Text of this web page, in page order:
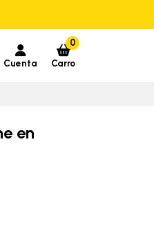
Cuenta
0
Carro
en